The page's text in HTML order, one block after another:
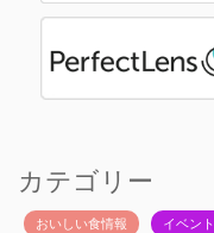
カテゴリー
おいしい食情報 イベント